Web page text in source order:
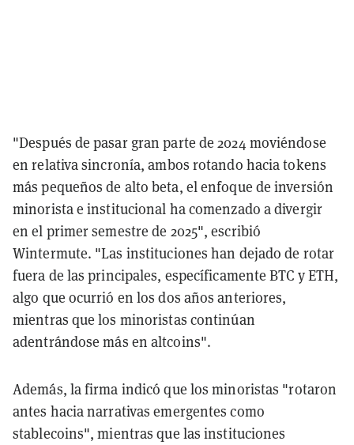
"Después de pasar gran parte de 2024 moviéndose
en relativa sincronía, ambos rotando hacia tokens
más pequeños de alto beta, el enfoque de inversión
minorista e institucional ha comenzado a divergir
en el primer semestre de 2025", escribió
Wintermute. "Las instituciones han dejado de rotar
fuera de las principales, específicamente BTC y ETH,
algo que ocurrió en los dos años anteriores,
mientras que los minoristas continúan
adentrándose más en altcoins".
Además, la firma indicó que los minoristas "rotaron
antes hacia narrativas emergentes como
stablecoins", mientras que las instituciones